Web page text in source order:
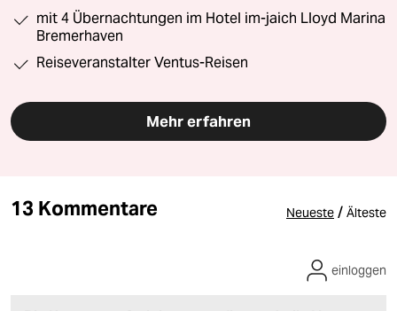
mit 4 Übernachtungen im Hotel im-jaich Lloyd Marina
Bremerhaven
Reiseveranstalter Ventus-Reisen
Mehr erfahren
13 Kommentare Neueste / Älteste
einloggen